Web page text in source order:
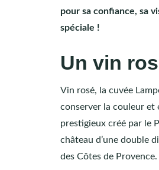
pour sa confiance, sa
spéciale !
Un vin
Vin rosé, la cuvée
conserver la couleur et
prestigieux créé par le
château d’une double
des Côtes de Provence.